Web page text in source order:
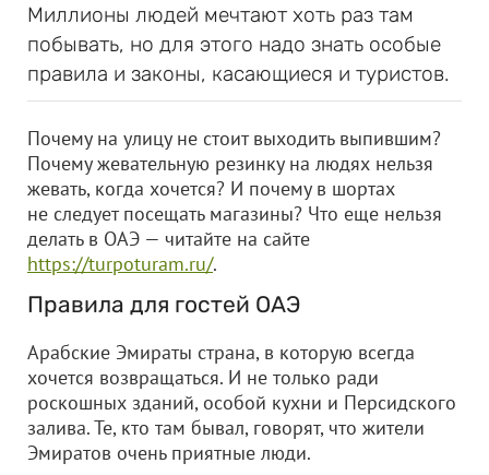
Миллионы людей мечтают хоть раз там
побывать, но для этого надо знать особые
правила и законы, касающиеся и туристов.
Почему на улицу не стоит выходить выпившим?
Почему жевательную резинку на людях нельзя
жевать, когда хочется? И почему в шортах
не следует посещать магазины? Что еще нельзя
делать в ОАЭ — читайте на сайте
https://turpoturam.ru/.
Правила для гостей ОАЭ
Арабские Эмираты страна, в которую всегда
хочется возвращаться. И не только ради
роскошных зданий, особой кухни и Персидского
залива. Те, кто там бывал, говорят, что жители
Эмиратов очень приятные люди.